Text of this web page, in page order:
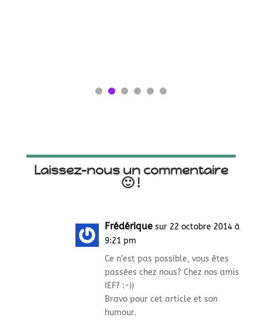
Laissez-nous un commentaire
🙂 !
Frédérique sur 22 octobre 2014 à
9:21 pm
Ce n’est pas possible, vous êtes
passées chez nous? Chez nos amis
IEF? :-))
Bravo pour cet article et son
humour.